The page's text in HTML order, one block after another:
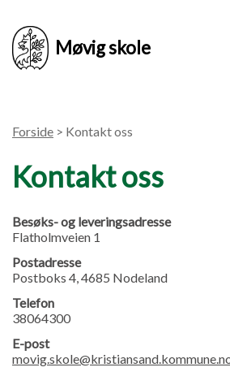
Møvig skole
Forside > Kontakt oss
Kontakt oss
Besøks- og leveringsadresse
Flatholmveien 1
Postadresse
Postboks 4, 4685 Nodeland
Telefon
38064300
E-post